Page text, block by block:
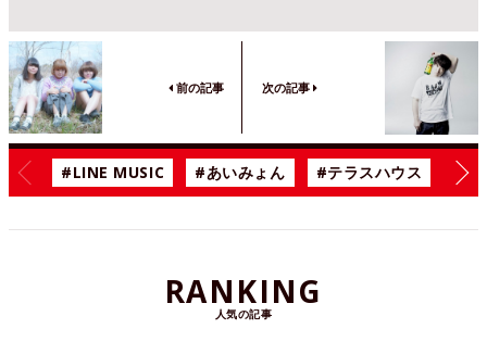
前の記事 次の記事
#LINE MUSIC #あいみょん #テラスハウス #漫
RANKING
人気の記事